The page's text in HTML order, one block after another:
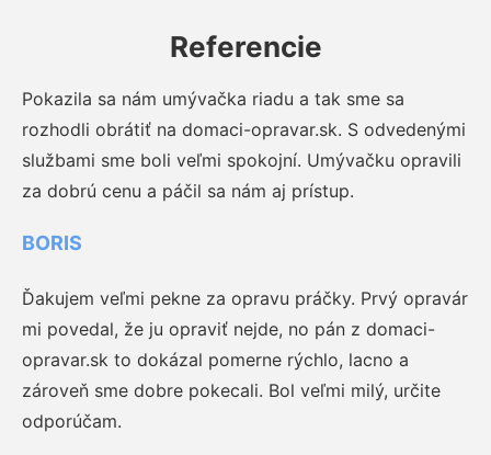
Referencie
Pokazila sa nám umývačka riadu a tak sme sa
rozhodli obrátiť na domaci-opravar.sk. S odvedenými
službami sme boli veľmi spokojní. Umývačku opravili
za dobrú cenu a páčil sa nám aj prístup.
BORIS
Ďakujem veľmi pekne za opravu práčky. Prvý opravár
mi povedal, že ju opraviť nejde, no pán z domaci-
opravar.sk to dokázal pomerne rýchlo, lacno a
zároveň sme dobre pokecali. Bol veľmi milý, určite
odporúčam.